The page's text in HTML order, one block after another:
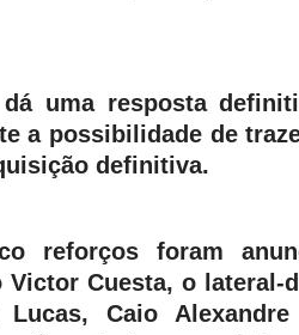
uma resposta
a possibilidade de
definitiva.
reforços foram
Victor Cuesta, o lateral-
Lucas, Caio